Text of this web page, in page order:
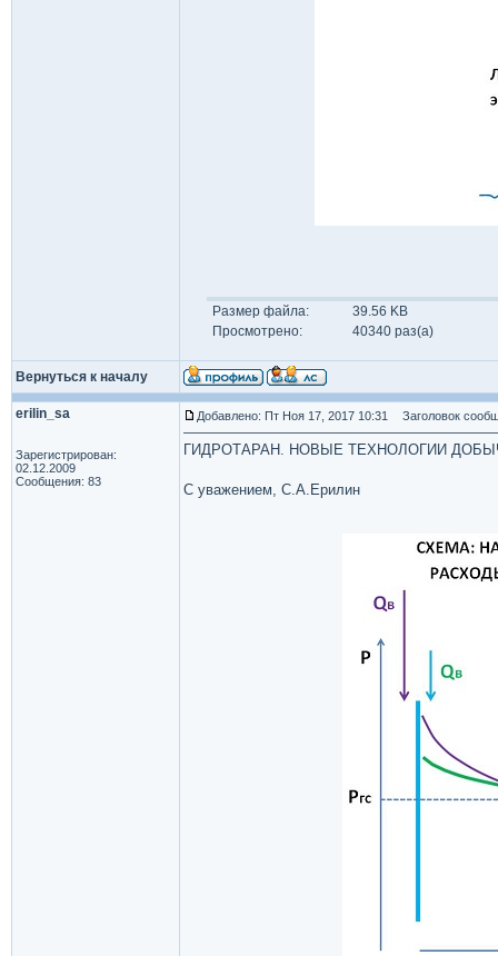
Размер файла:
39.56 KB
Просмотрено:
40340 раз(а)
Вернуться к началу
erilin_sa
Зарегистрирован:
02.12.2009
Сообщения: 83
Добавлено: Пт Ноя 17, 2017 10:31 Заголовок
ГИДРОТАРАН. НОВЫЕ ТЕХНОЛОГИИ
С уважением, С.А.Ерилин